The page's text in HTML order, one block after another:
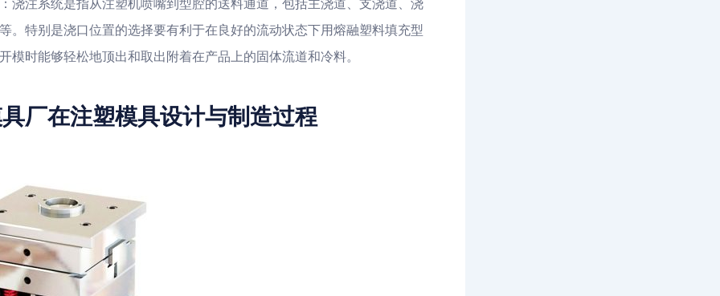
：浇注系统是指从注塑机喷嘴到型腔的送料通道，包括主浇道、支浇道、浇
。特别是浇口位置的选择要有利于在良好的流动状态下用熔融塑料填充型
模时能够轻松地顶出和取出附着在产品上的固体流道和冷料。
厂在注塑模具设计与制造过程